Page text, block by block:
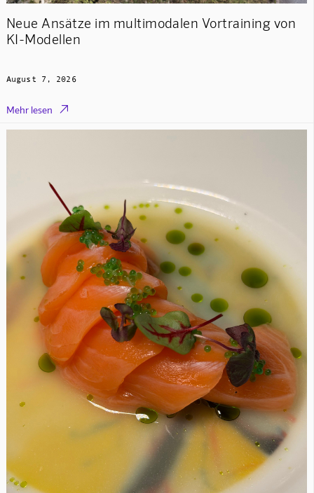
Neue Ansätze im multimodalen Vortraining von
KI-Modellen
August 7, 2026
Mehr lesen 